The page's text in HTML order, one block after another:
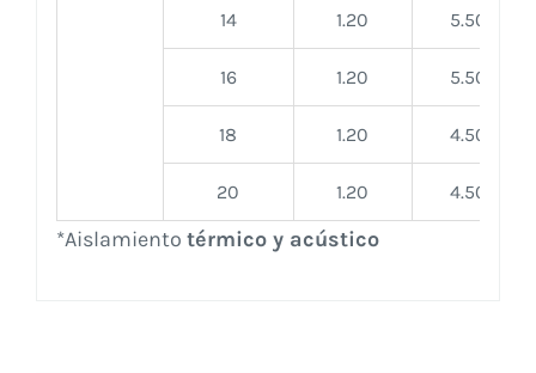
14 1.20 5.50
16 1.20 5.50
18 1.20 4.50
20 1.20 4.50
*Aislamiento térmico y acústico